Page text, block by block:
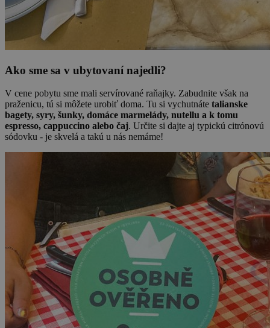
Ako sme sa v ubytovaní najedli?
V cene pobytu sme mali servírované raňajky. Zabudnite však na
praženicu, tú si môžete urobiť doma. Tu si vychutnáte talianske
bagety, syry, šunky, domáce marmelády, nutellu a k tomu
espresso, cappuccino alebo čaj. Určite si dajte aj typickú citrónovú
sódovku - je skvelá a takú u nás nemáme!